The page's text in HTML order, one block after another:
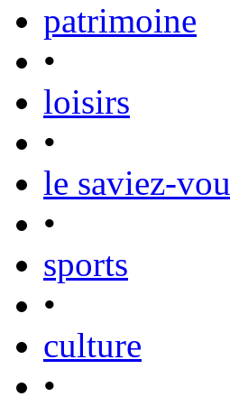
patrimoine
•
loisirs
•
le saviez-
•
sports
•
culture
•